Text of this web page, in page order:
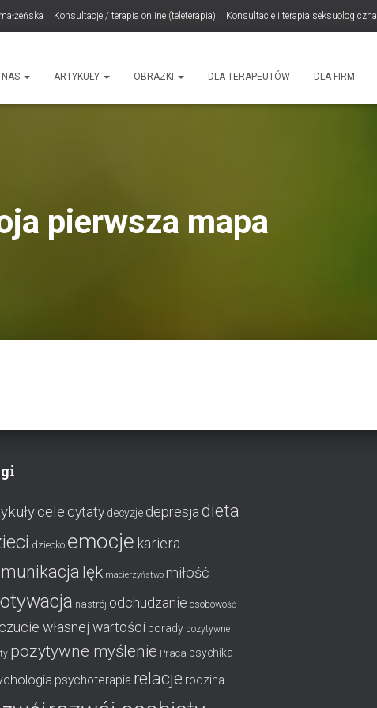
Konsultacje / terapia online (teleterapia) Konsultacje i terapia seksuologiczna
NAS ARTYKUŁY OBRAZKI DLA TERAPEUTÓW DLA FIRM
pierwsza mapa
cele cytaty decyzje depresja dieta
dziecko emocje kariera
lęk macierzyństwo miłość
nastrój odchudzanie osobowość
własnej wartości porady pozytywne
pozytywne myślenie Praca psychika
psychoterapia relacje rodzina